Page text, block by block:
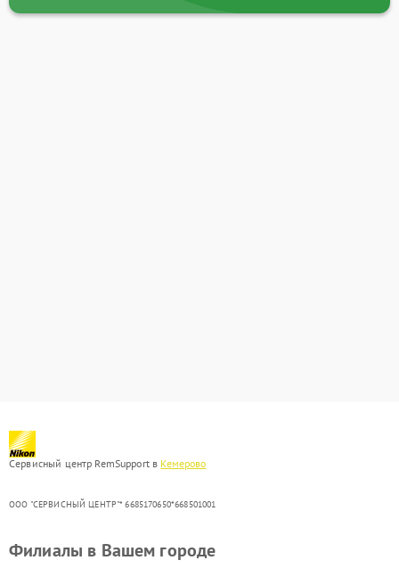
Сервисный центр RemSupport в Кемерово
ООО "СЕРВИСНЫЙ ЦЕНТР"* 6685170650*668501001
Филиалы в Вашем городе